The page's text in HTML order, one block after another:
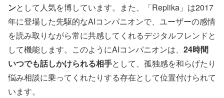
ンとして人気を博しています。また、「Replika」は2017
年に登場した先駆的なAIコンパニオンで、ユーザーの感情
を読み取りながら常に共感してくれるデジタルフレンドと
して機能します。このようにAIコンパニオンは、 24時間
いつでも話しかけられる相手として、孤独感を和らげたり
悩み相談に乗ってくれたりする存在として位置付けられて
います。